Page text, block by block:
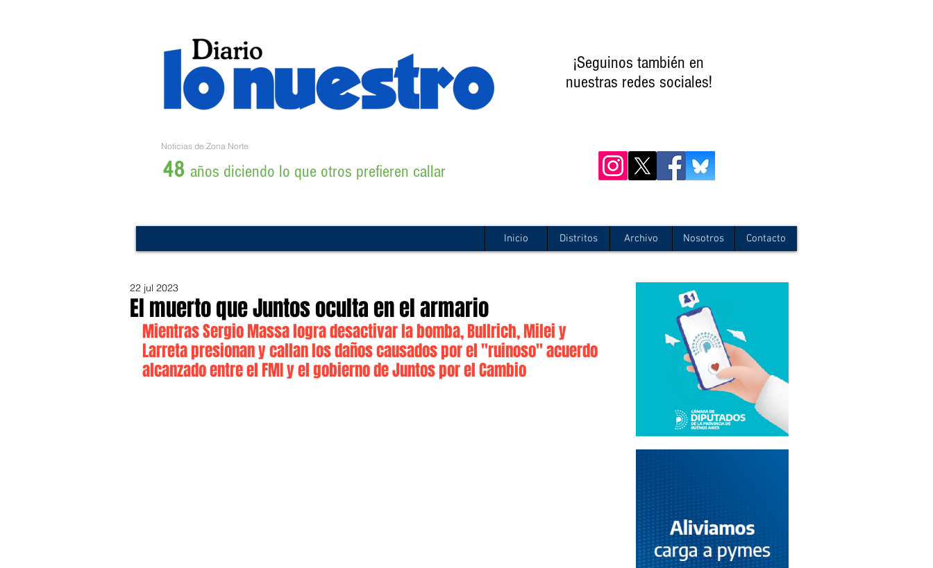
¡Seguinos también en
nuestras redes sociales!
Noticias de Zona Norte
48 años diciendo lo que otros prefieren callar
Inicio Distritos Archivo Nosotros Contacto
El muerto que Juntos oculta en el armario
22 jul 2023
Mientras Sergio Massa logra desactivar la bomba, Bullrich, Milei y
Larreta presionan y callan los daños causados por el "ruinoso" acuerdo
alcanzado entre el FMI y el gobierno de Juntos por el Cambio